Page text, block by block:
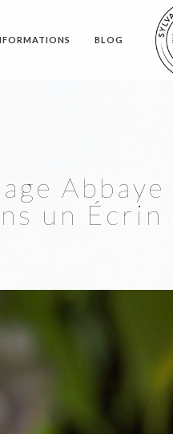
BLOG
un Écrin